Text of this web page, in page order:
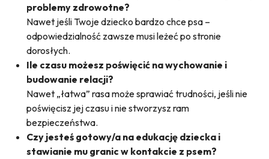
problemy zdrowotne?
Nawet jeśli Twoje dziecko bardzo chce psa –
odpowiedzialność zawsze musi leżeć po stronie
dorosłych.
Ile czasu możesz poświęcić na wychowanie i
budowanie relacji?
Nawet „łatwa” rasa może sprawiać trudności, jeśli nie
poświęcisz jej czasu i nie stworzysz ram
bezpieczeństwa.
Czy jesteś gotowy/a na edukację dziecka i
stawianie mu granic w kontakcie z psem?